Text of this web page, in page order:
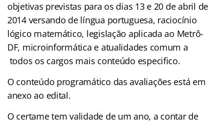
objetivas previstas para os dias 13 e 20 de abril de
2014 versando de língua portuguesa, raciocínio
lógico matemático, legislação aplicada ao Metrô-
DF, microinformática e atualidades comum a
todos os cargos mais conteúdo especifico.
O conteúdo programático das avaliações está em
anexo ao edital.
O certame tem validade de um ano, a contar de